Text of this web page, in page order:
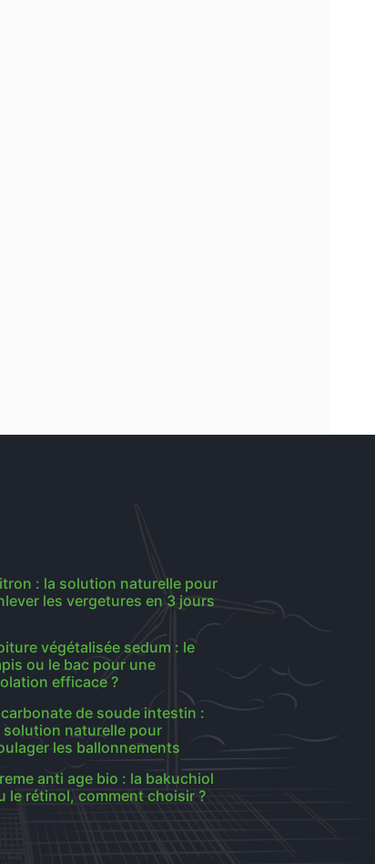
: la solution naturelle pour
les vergetures en 3 jours
végétalisée sedum : le
ou le bac pour une
efficace ?
de soude intestin :
solution naturelle pour
les ballonnements
anti age bio : la bakuchiol
le rétinol, comment choisir ?